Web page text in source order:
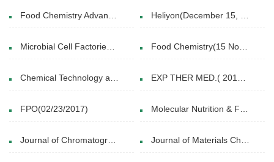
Food Chemistry Advances(March 2025) Heliyon(December 15, 2024)
Microbial Cell Factories(04 January 2024) Food Chemistry(15 November 2016)
Chemical Technology and Biotechnology(19 August 2021) EXP THER MED.( 2014 Aug.26. )
FPO(02/23/2017) Molecular Nutrition & Food Research(13 JAN 2014)
Journal of Chromatography B(15 October 2018) Journal of Materials Chemistry B(14 May 2025)